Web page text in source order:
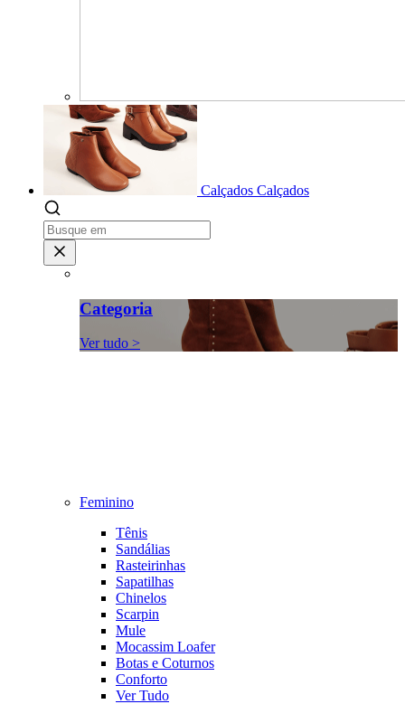
Calçados Calçados
Categoria
Ver tudo >
Feminino
Tênis
Sandálias
Rasteirinhas
Sapatilhas
Chinelos
Scarpin
Mule
Mocassim Loafer
Botas e Coturnos
Conforto
Ver Tudo